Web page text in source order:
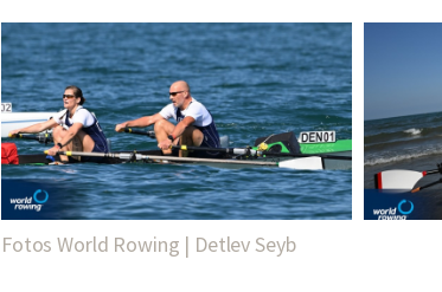
Fotos World Rowing | Detlev Seyb